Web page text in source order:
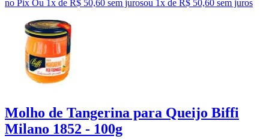
no Pix Ou 1x de R$ 50,60 sem jurosou 1x de R$ 50,60 sem juros
Molho de Tangerina para Queijo Biffi
Milano 1852 - 100g